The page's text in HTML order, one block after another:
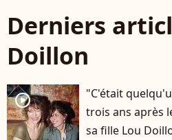
Derniers
Doillon
player2
"C'était
trois ans après
sa fille Lou